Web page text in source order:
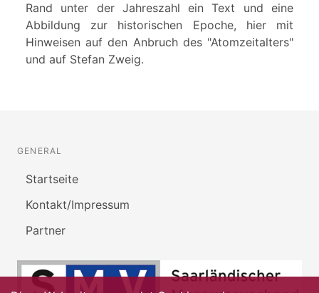
Rand unter der Jahreszahl ein Text und eine
Abbildung zur historischen Epoche, hier mit
Hinweisen auf den Anbruch des "Atomzeitalters"
und auf Stefan Zweig.
GENERAL
Startseite
Kontakt/Impressum
Partner